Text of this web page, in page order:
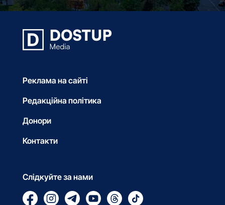
Реклама на сайті
Редакційна політика
Донори
Контакти
Слідкуйте за нами